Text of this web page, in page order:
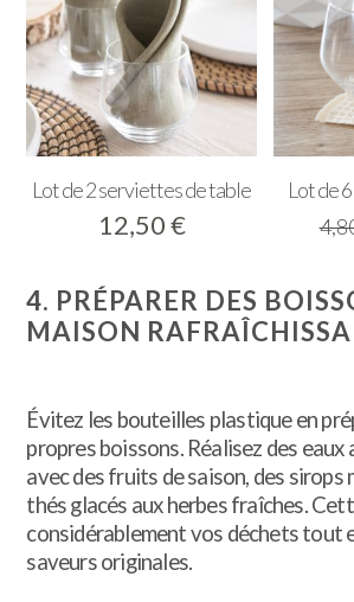
Lot de 2 serviettes de table
12,50€
Lot de
4. PRÉPARER DES
MAISON
Évitez les bouteilles plastique en
propres boissons. Réalisez des eaux
avec des fruits de saison, des sirops
thés glacés aux herbes fraîches.
considérablement vos déchets tout
saveurs originales.